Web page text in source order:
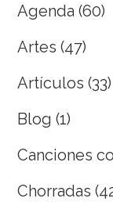
Agenda (60)
Artes (47)
Artículos (33)
Blog (1)
Canciones
Chorradas